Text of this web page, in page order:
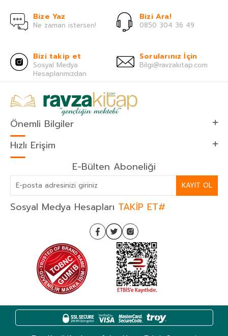
Bize Yaz
Ne zaman istersen!
Bizi Ara!
0850 304 36 49
Bizi takip et
Sosyal Medya
Hesaplarımızdan
Sorularınız İçin
Bilgi@ravzakitap.com
Önemli Bilgiler
Hızlı Erişim
E-Bülten Aboneliği
KAYIT OL
Sosyal Medya Hesapları TAKİP ET#